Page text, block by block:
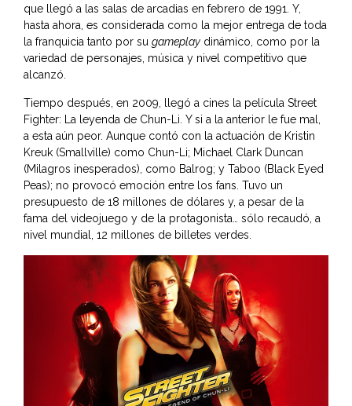
que llegó a las salas de arcadias en febrero de 1991. Y,
hasta ahora, es considerada como la mejor entrega de toda
la franquicia tanto por su gameplay dinámico, como por la
variedad de personajes, música y nivel competitivo que
alcanzó.
Tiempo después, en 2009, llegó a cines la película Street
Fighter: La leyenda de Chun-Li. Y si a la anterior le fue mal,
a esta aún peor. Aunque contó con la actuación de Kristin
Kreuk (Smallville) como Chun-Li; Michael Clark Duncan
(Milagros inesperados), como Balrog; y Taboo (Black Eyed
Peas); no provocó emoción entre los fans. Tuvo un
presupuesto de 18 millones de dólares y, a pesar de la
fama del videojuego y de la protagonista… sólo recaudó, a
nivel mundial, 12 millones de billetes verdes.